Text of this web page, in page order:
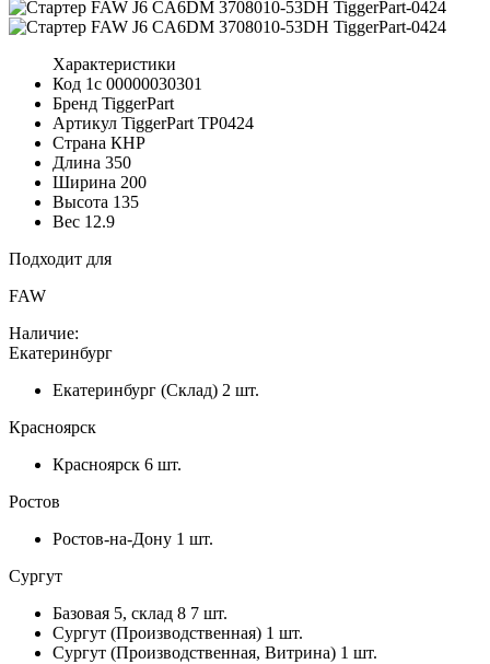
Характеристики
Код 1с 00000030301
Бренд TiggerPart
Артикул TiggerPart TP0424
Страна КНР
Длина 350
Ширина 200
Высота 135
Вес 12.9
Подходит для
FAW
Наличие:
Екатеринбург
Екатеринбург (Склад) 2 шт.
Красноярск
Красноярск 6 шт.
Ростов
Ростов-на-Дону 1 шт.
Сургут
Базовая 5, склад 8 7 шт.
Сургут (Производственная) 1 шт.
Сургут (Производственная, Витрина) 1 шт.